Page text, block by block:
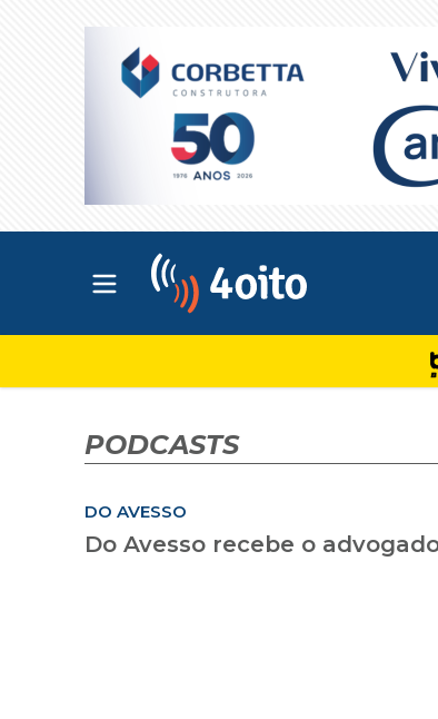
Abrir menu principal
PODCASTS
DO AVESSO
Do Avesso recebe o